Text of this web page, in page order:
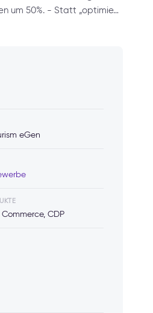
um 50%. - Statt „optimie…
eGen
CDP